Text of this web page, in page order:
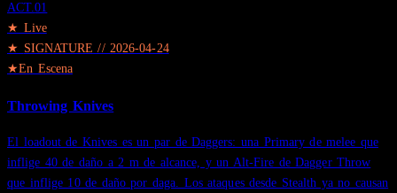
ACT.01
★ Live
★ SIGNATURE //2026-04-24
★En Escena
Throwing Knives
El loadout de Knives es un par de Daggers: una Primary de melee que
inflige 40 de daño a 2 m de alcance, y un Alt-Fire de Dagger Throw
que inflige 10 de daño por daga. Los ataques desde Stealth ya no causan